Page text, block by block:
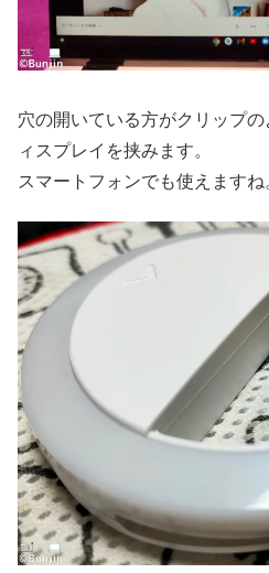
穴の開いている方がクリップ
ィスプレイを挟みます。
スマートフォンでも使えますね